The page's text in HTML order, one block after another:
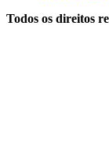
Todos os direitos